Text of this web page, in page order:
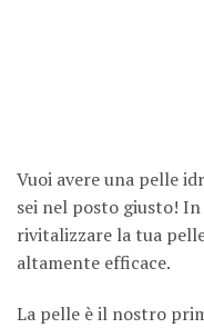
Vuoi avere una pelle
sei nel posto giusto!
rivitalizzare la tua
altamente efficace.
La pelle è il nostro